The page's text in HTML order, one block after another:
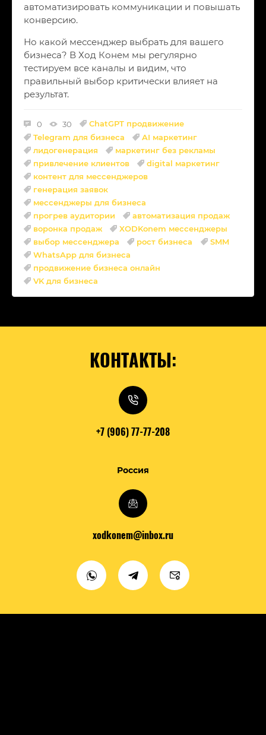
автоматизировать коммуникации и повышать
конверсию.
Но какой мессенджер выбрать для вашего
бизнеса? В Ход Конем мы регулярно
тестируем все каналы и видим, что
правильный выбор критически влияет на
результат.
0 30
ChatGPT продвижение
Telegram для бизнеса
AI маркетинг
лидогенерация
маркетинг без рекламы
привлечение клиентов
digital маркетинг
контент для мессенджеров
генерация заявок
мессенджеры для бизнеса
прогрев аудитории
автоматизация продаж
воронка продаж
XODKonem мессенджеры
выбор мессенджера
рост бизнеса
SMM
WhatsApp для бизнеса
продвижение бизнеса онлайн
VK для бизнеса
КОНТАКТЫ:
+7 (906) 77-77-208
Россия
xodkonem@inbox.ru